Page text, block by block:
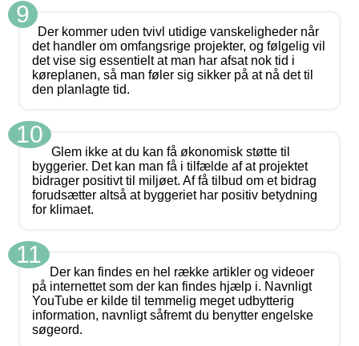
9
Der kommer uden tvivl utidige vanskeligheder når
det handler om omfangsrige projekter, og følgelig vil
det vise sig essentielt at man har afsat nok tid i
køreplanen, så man føler sig sikker på at nå det til
den planlagte tid.
10
Glem ikke at du kan få økonomisk støtte til
byggerier. Det kan man få i tilfælde af at projektet
bidrager positivt til miljøet. Af få tilbud om et bidrag
forudsætter altså at byggeriet har positiv betydning
for klimaet.
11
Der kan findes en hel række artikler og videoer
på internettet som der kan findes hjælp i. Navnligt
YouTube er kilde til temmelig meget udbytterig
information, navnligt såfremt du benytter engelske
søgeord.